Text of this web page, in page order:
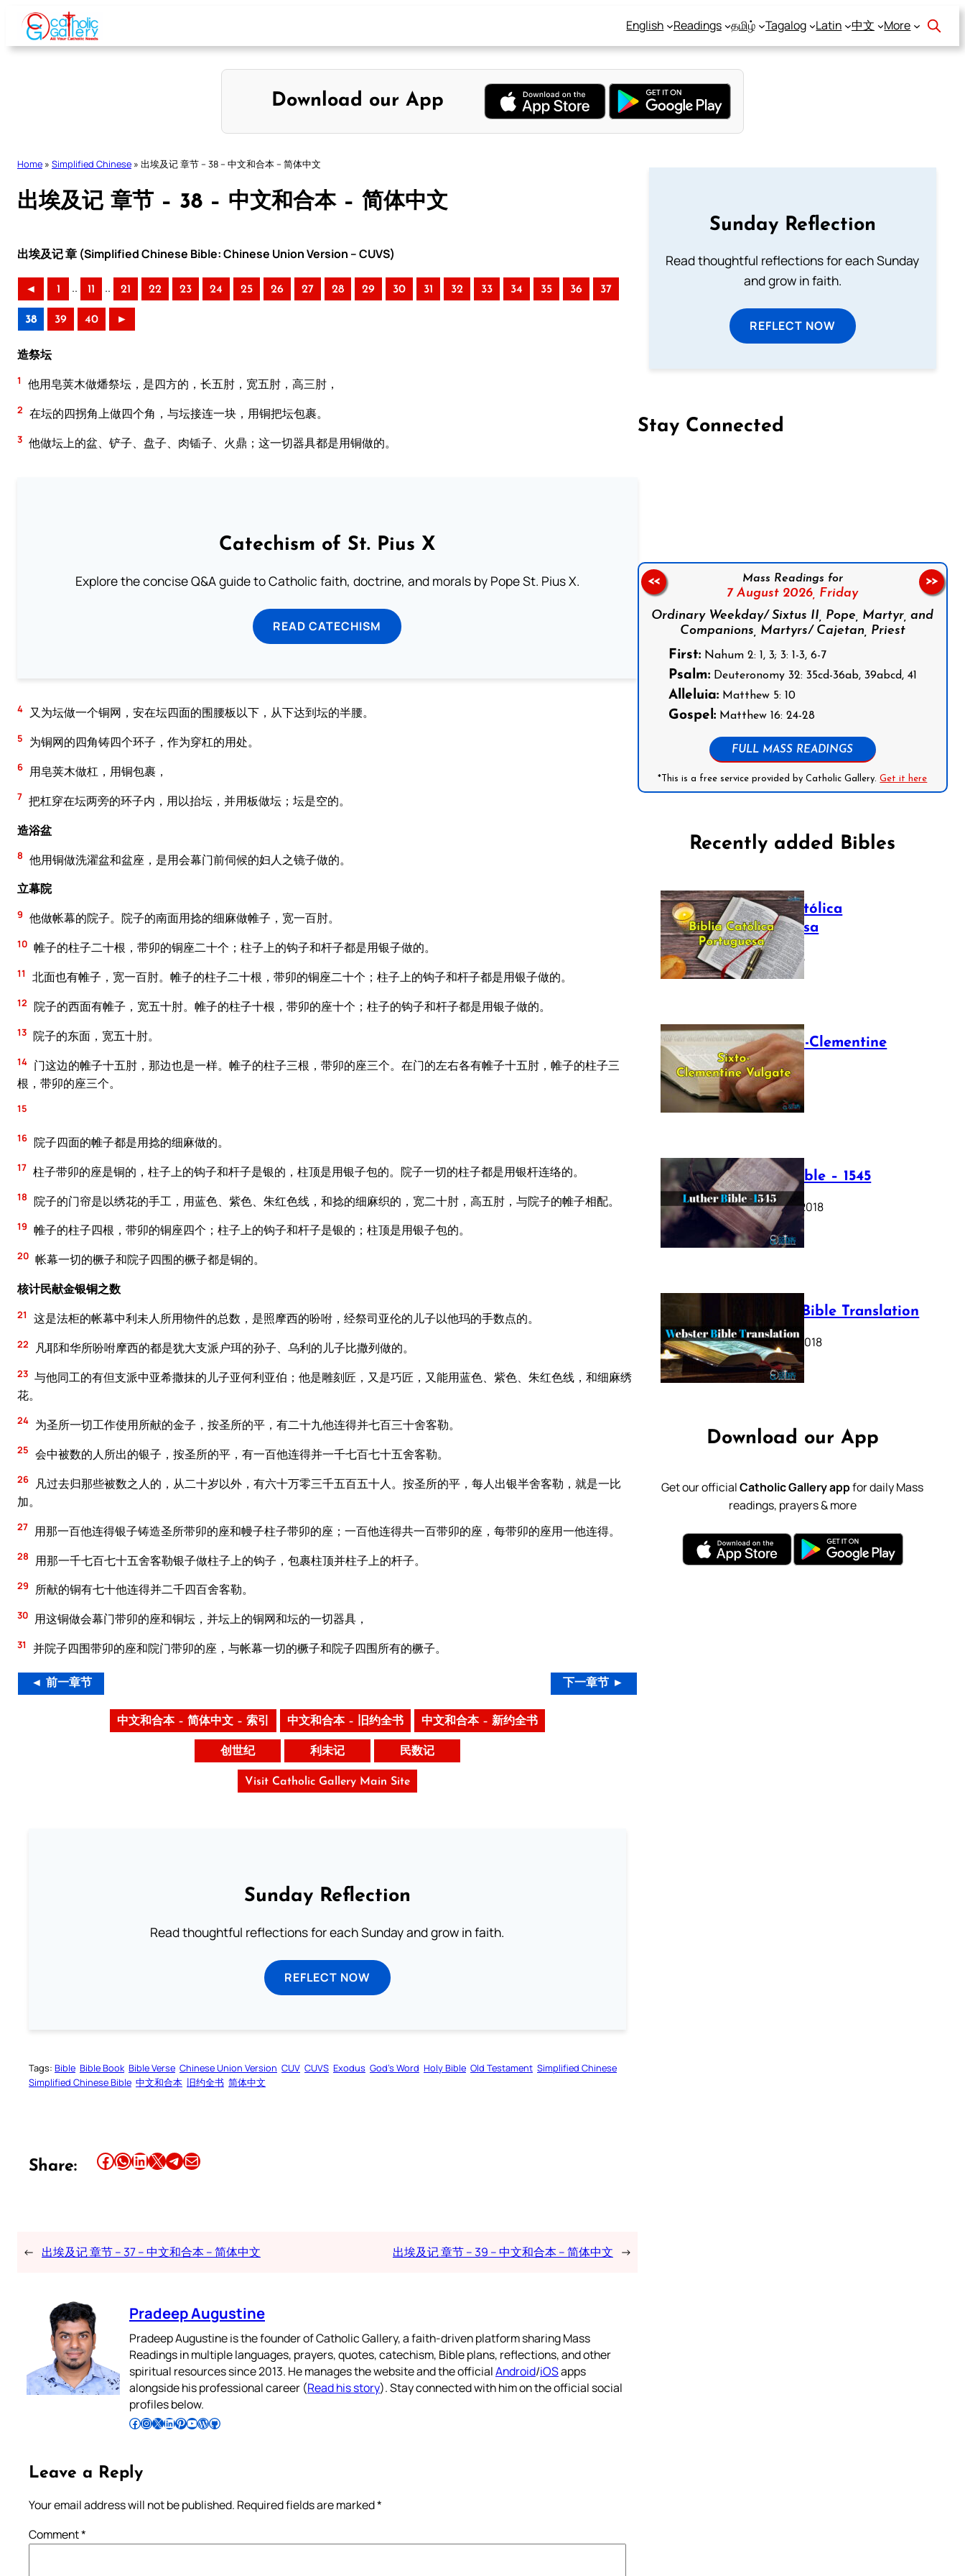
Skip
content
English Readings தமிழ் Tagalog Latin 中文 More
Download our App
Home » Simplified Chinese » 出埃及记 章节 – 38 – 中文和合本 – 简体中文
出埃及记 章节 – 38 – 中文和合本 – 简体中文
出埃及记 章 (Simplified Chinese Bible: Chinese Union Version – CUVS)
◄ 1 .. 11 .. 21 22 23 24 25 26 27 28 29 30 31 32 33 34 35 36 37
38 39 40 ►
造祭坛
1 他用皂荚木做燔祭坛，是四方的，长五肘，宽五肘，高三肘，
2 在坛的四拐角上做四个角，与坛接连一块，用铜把坛包裹。
3 他做坛上的盆、铲子、盘子、肉锸子、火鼎；这一切器具都是用铜做的。
Catechism of St. Pius X
Explore the concise Q&A guide to Catholic faith, doctrine, and morals by Pope St. Pius X.
READ CATECHISM
4 又为坛做一个铜网，安在坛四面的围腰板以下，从下达到坛的半腰。
5 为铜网的四角铸四个环子，作为穿杠的用处。
6 用皂荚木做杠，用铜包裹，
7 把杠穿在坛两旁的环子内，用以抬坛，并用板做坛；坛是空的。
造浴盆
8 他用铜做洗濯盆和盆座，是用会幕门前伺候的妇人之镜子做的。
立幕院
9 他做帐幕的院子。院子的南面用捻的细麻做帷子，宽一百肘。
10 帷子的柱子二十根，带卯的铜座二十个；柱子上的钩子和杆子都是用银子做的。
11 北面也有帷子，宽一百肘。帷子的柱子二十根，带卯的铜座二十个；柱子上的钩子和杆子都是用银子做的。
12 院子的西面有帷子，宽五十肘。帷子的柱子十根，带卯的座十个；柱子的钩子和杆子都是用银子做的。
13 院子的东面，宽五十肘。
14 门这边的帷子十五肘，那边也是一样。帷子的柱子三根，带卯的座三个。在门的左右各有帷子十五肘，帷子的柱子三
根，带卯的座三个。
15
16 院子四面的帷子都是用捻的细麻做的。
17 柱子带卯的座是铜的，柱子上的钩子和杆子是银的，柱顶是用银子包的。院子一切的柱子都是用银杆连络的。
18 院子的门帘是以绣花的手工，用蓝色、紫色、朱红色线，和捻的细麻织的，宽二十肘，高五肘，与院子的帷子相配。
19 帷子的柱子四根，带卯的铜座四个；柱子上的钩子和杆子是银的；柱顶是用银子包的。
20 帐幕一切的橛子和院子四围的橛子都是铜的。
核计民献金银铜之数
21 这是法柜的帐幕中利未人所用物件的总数，是照摩西的吩咐，经祭司亚伦的儿子以他玛的手数点的。
22 凡耶和华所吩咐摩西的都是犹大支派户珥的孙子、乌利的儿子比撒列做的。
23 与他同工的有但支派中亚希撒抹的儿子亚何利亚伯；他是雕刻匠，又是巧匠，又能用蓝色、紫色、朱红色线，和细麻绣
花。
24 为圣所一切工作使用所献的金子，按圣所的平，有二十九他连得并七百三十舍客勒。
25 会中被数的人所出的银子，按圣所的平，有一百他连得并一千七百七十五舍客勒。
26
凡过去归那些被数之人的，从二十岁以外，有六十万零三千五百五十人。按圣所的平，每人出银半舍客勒，就是一比
加。
27 用那一百他连得银子铸造圣所带卯的座和幔子柱子带卯的座；一百他连得共一百带卯的座，每带卯的座用一他连得。
28 用那一千七百七十五舍客勒银子做柱子上的钩子，包裹柱顶并柱子上的杆子。
29 所献的铜有七十他连得并二千四百舍客勒。
30 用这铜做会幕门带卯的座和铜坛，并坛上的铜网和坛的一切器具，
31 并院子四围带卯的座和院门带卯的座，与帐幕一切的橛子和院子四围所有的橛子。
◄ 前一章节 下一章节 ►
中文和合本 – 简体中文 – 索引 中文和合本 – 旧约全书 中文和合本 – 新约全书
创世纪 利未记 民数记
Visit Catholic Gallery Main Site
Sunday Reflection
Read thoughtful reflections for each Sunday and grow in faith.
REFLECT NOW
Tags: Bible Bible Book Bible Verse Chinese Union Version CUV CUVS Exodus God’s Word Holy Bible Old Testament Simplified Chinese
Simplified Chinese Bible 中文和合本 旧约全书 简体中文
Share: Share this article on Facebook Share this article on WhatsApp Share this article on LinkedIn Share this article on X Share this article on TelegramEmail this Article
← 出埃及记 章节 – 37 – 中文和合本 – 简体中文 出埃及记 章节 – 39 – 中文和合本 – 简体中文 →
Pradeep Augustine
Pradeep Augustine is the founder of Catholic Gallery, a faith-driven platform sharing Mass
Readings in multiple languages, prayers, quotes, catechism, Bible plans, reflections, and other
spiritual resources since 2013. He manages the website and the officialAndroid/iOSapps
alongside his professional career (Read his story). Stay connected with him on the official social
profiles below.
Follow Pradeep on Facebook Follow Pradeep on InstagramFollow Pradeep on X Follow Pradeep on LinkedIn Follow Pradeep on Pinterest Subscribe to Pradeep’s Youtube Channel Follow Pradeep on WordPress Follow Pradeep on GitHub
Leave a Reply
Your email address will not be published. Required fields are marked*
Comment*
Sunday Reflection
Read thoughtful reflections for each Sunday
and grow in faith.
REFLECT NOW
Stay Connected
Mass Readings for
7 August 2026, Friday
Ordinary Weekday/ Sixtus II, Pope, Martyr, and
Companions, Martyrs/ Cajetan, Priest
First:Nahum 2: 1, 3; 3: 1-3, 6-7
Psalm:Deuteronomy 32: 35cd-36ab, 39abcd, 41
Alleluia:Matthew 5: 10
Gospel:Matthew 16: 24-28
FULL MASS READINGS
*This is a free service provided by Catholic Gallery.Get it here
<< >>
Recently added Bibles
Bíblia Católica
Portuguesa
July 16, 2025
The Sixto-Clementine
Vulgate
July 12, 2025
Luther Bible – 1545
October 17, 2018
Webster Bible Translation
October 11, 2018
Download our App
Get our officialCatholic Gallery appfor daily Mass
readings, prayers & more